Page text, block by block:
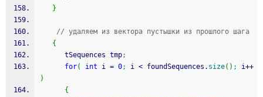
}
// удаляем из вектора пустышки из прошлого шага
{
      tSequences tmp
;
for( int i = 0; i < foundSequences. size( ) ; i++
)
{